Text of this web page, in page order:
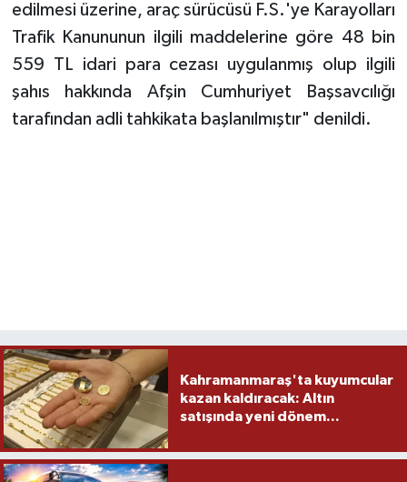
edilmesi üzerine, araç sürücüsü F.S.'ye Karayolları
Trafik Kanununun ilgili maddelerine göre 48 bin
559 TL idari para cezası uygulanmış olup ilgili
şahıs hakkında Afşin Cumhuriyet Başsavcılığı
tarafından adli tahkikata başlanılmıştır" denildi.
Kahramanmaraş'ta kuyumcular
kazan kaldıracak: Altın
satışında yeni dönem...